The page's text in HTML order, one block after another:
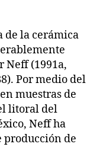
de la cerámica
Neff (1991a,
Por medio del
muestras de
litoral del
Neff ha
producción de